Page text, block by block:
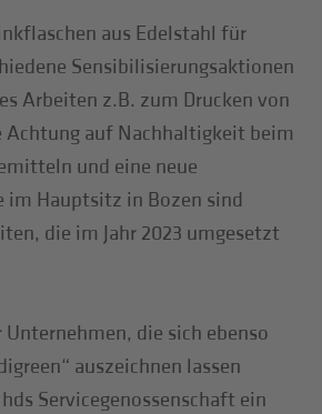
aus Edelstahl für
Sensibilisierungsaktionen
Arbeiten z.B. zum Drucken von
Achtung auf Nachhaltigkeit beim
und eine neue
im Hauptsitz in Bozen sind
die im Jahr 2023 umgesetzt
die sich ebenso
auszeichnen lassen
Servicegenossenschaft ein